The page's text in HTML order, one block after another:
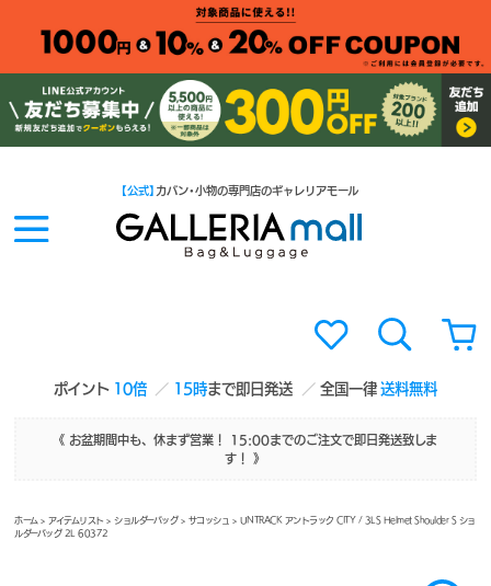
ポイント 10倍 15時まで即日発送 全国一律送料無料
【公式】 カバン・小物の専門店のギャレリアモール
《 お盆期間中も、休まず営業！ 15:00までのご注文で即日発送致しま
す！ 》
ホーム >アイテムリスト >ショルダーバッグ> サコッシュ > UNTRACK アントラック CITY / 3LS Helmet Shoulder S ショ
ルダーバッグ 2L 60372